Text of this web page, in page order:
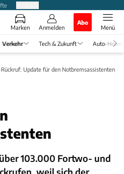
Marken Anmelden
Abo
Menü
Verkehr Tech & Zukunft Auto-
Update für den Notbremsassistenten
103.000 Fortwo- und
weil sich der